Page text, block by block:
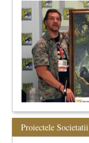
Proiectele